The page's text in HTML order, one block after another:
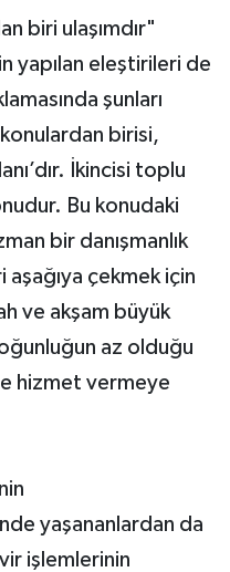
biri ulaşımdır"
yapılan eleştirileri de
şunları
birisi,
İkincisi toplu
Bu konudaki
bir danışmanlık
çekmek için
ve akşam büyük
az olduğu
hizmet vermeye
yaşananlardan da
işlemlerinin